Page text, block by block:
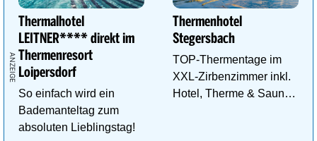
Thermalhotel
LEITNER**** direkt im
Thermenresort
Loipersdorf
So einfach wird ein
Bademanteltag zum
absoluten Lieblingstag!
Thermenhotel
Stegersbach
TOP-Thermentage im
XXL-Zirbenzimmer inkl.
Hotel, Therme & Sauna